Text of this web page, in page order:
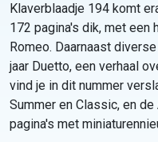
Klaverblaadje 194 komt
172 pagina's dik, met
Romeo. Daarnaast
jaar Duetto, een verhaal
vind je in dit nummer
Summer en Classic, en de
pagina's met